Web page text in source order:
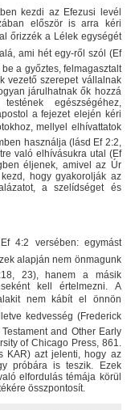
kezdi az Efezusi levél
először is arra kéri
a Lélek egységét
ami hét egy-ről szól (Ef
a győztes, felmagasztalt
vezető szerepet vállalnak
járulhatnak ők hozzá
egészségéhez,
a fejezet elején kéri
mellyel elhívattatok
használja (lásd Ef 2:2,
való elhívásukra utal (Ef
éljenek, amivel az Úr
hogy gyakorolják az
a szelídséget és
4:2 versében: egymást
alapján nem önmagunk
23), hanem a másik
kell értelmezni. A
nem kábít el önnön
kedvesség (Frederick
and Other Early
of Chicago Press, 861.
KAR) azt jelenti, hogy az
próbára is teszik. Ezek
elfordulás témája körül
összpontosít.